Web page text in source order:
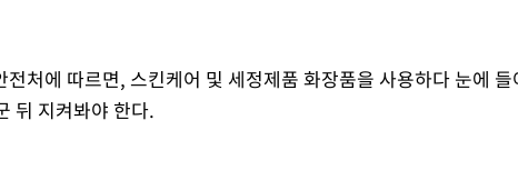
전처에 따르면, 스킨케어 및 세정제품 화장품을 사용하다 눈에
뒤 지켜봐야 한다.